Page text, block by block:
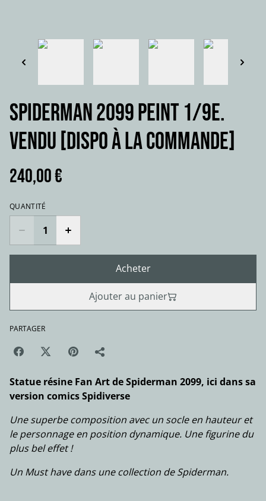
SPIDERMAN 2099 Peint 1/9e.
VENDU [dispo à la commande]
240,00 €
QUANTITÉ
Acheter
Ajouter au panier
PARTAGER
Statue résine Fan Art de Spiderman 2099, ici dans sa
version comics Spidiverse
Une superbe composition avec un socle en hauteur et
le personnage en position dynamique. Une figurine du
plus bel effet !
Un Must have dans une collection de Spiderman.